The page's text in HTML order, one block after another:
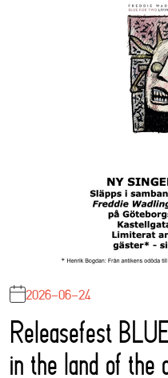
2026-06-24
Releasefest
in the land of the